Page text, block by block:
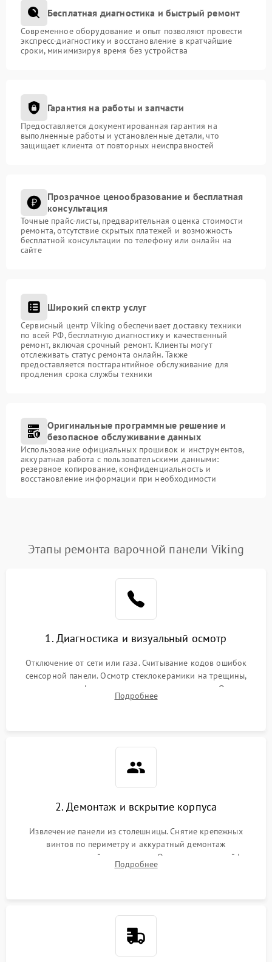
Бесплатная диагностика и быстрый ремонт
Современное оборудование и опыт позволяют провести
экспресс-диагностику и восстановление в кратчайшие
сроки, минимизируя время без устройства
Гарантия на работы и запчасти
Предоставляется документированная гарантия на
выполненные работы и установленные детали, что
защищает клиента от повторных неисправностей
Прозрачное ценообразование и бесплатная
консультация
Точные прайс-листы, предварительная оценка стоимости
ремонта, отсутствие скрытых платежей и возможность
бесплатной консультации по телефону или онлайн на
сайте
Широкий спектр услуг
Сервисный центр Viking обеспечивает доставку техники
по всей РФ, бесплатную диагностику и качественный
ремонт, включая срочный ремонт. Клиенты могут
отслеживать статус ремонта онлайн. Также
предоставляется постгарантийное обслуживание для
продления срока службы техники
Оригинальные программные решение и
безопасное обслуживание данных
Использование официальных прошивок и инструментов,
аккуратная работа с пользовательскими данными:
резервное копирование, конфиденциальность и
восстановление информации при необходимости
Этапы ремонта варочной панели Viking
1. Диагностика и визуальный осмотр
Отключение от сети или газа. Считывание кодов ошибок
сенсорной панели. Осмотр стеклокерамики на трещины,
проверка конфорок на равномерность нагрева. Опрос
клиента о симптомах (не включается, не видит посуду,
Подробнее
2. Демонтаж и вскрытие корпуса
Извлечение панели из столешницы. Снятие крепежных
винтов по периметру и аккуратный демонтаж
стеклокерамической поверхности. Отсоединение шлейфов
сенсорного блока для доступа к силовым платам, катушкам
Подробнее